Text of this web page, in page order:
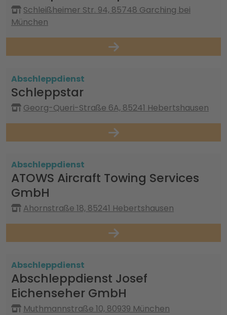
Schleißheimer Str. 94, 85748 Garching bei
München
Abschleppdienst
Schleppstar
Georg-Queri-Straße 6A, 85241 Hebertshausen
Abschleppdienst
ATOWS Aircraft Towing Services
GmbH
Ahornstraße 18, 85241 Hebertshausen
Abschleppdienst
Abschleppdienst Josef
Eichenseher GmbH
Muthmannstraße 10, 80939 München